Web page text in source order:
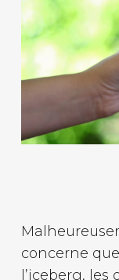
concerne
l’iceberg,